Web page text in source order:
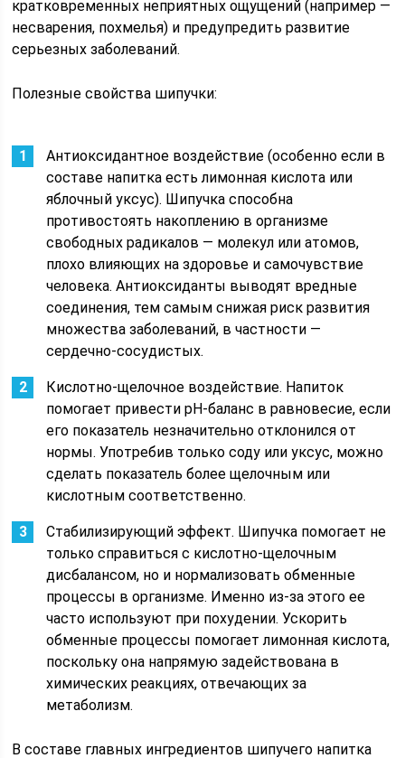
кратковременных неприятных ощущений (например —
несварения, похмелья) и предупредить развитие
серьезных заболеваний.
Полезные свойства шипучки:
Антиоксидантное воздействие (особенно если в
составе напитка есть лимонная кислота или
яблочный уксус). Шипучка способна
противостоять накоплению в организме
свободных радикалов — молекул или атомов,
плохо влияющих на здоровье и самочувствие
человека. Антиоксиданты выводят вредные
соединения, тем самым снижая риск развития
множества заболеваний, в частности —
сердечно-сосудистых.
Кислотно-щелочное воздействие. Напиток
помогает привести pH-баланс в равновесие, если
его показатель незначительно отклонился от
нормы. Употребив только соду или уксус, можно
сделать показатель более щелочным или
кислотным соответственно.
Стабилизирующий эффект. Шипучка помогает не
только справиться с кислотно-щелочным
дисбалансом, но и нормализовать обменные
процессы в организме. Именно из-за этого ее
часто используют при похудении. Ускорить
обменные процессы помогает лимонная кислота,
поскольку она напрямую задействована в
химических реакциях, отвечающих за
метаболизм.
В составе главных ингредиентов шипучего напитка